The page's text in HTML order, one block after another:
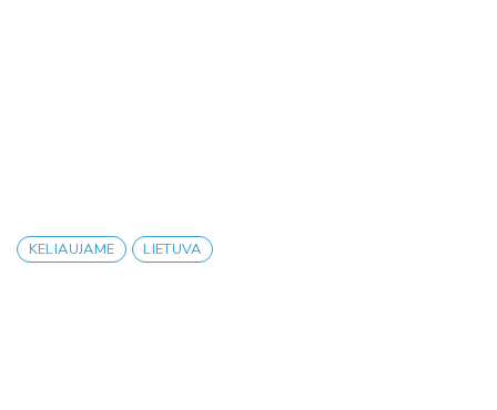
KELIAUJAME LIETUVA